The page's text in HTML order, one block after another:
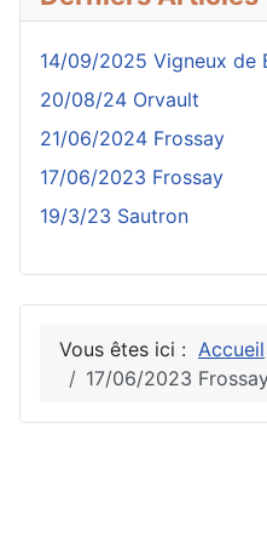
14/09/2025 Vigneux de
20/08/24 Orvault
21/06/2024 Frossay
17/06/2023 Frossay
19/3/23 Sautron
Vous êtes ici : Accueil
17/06/2023